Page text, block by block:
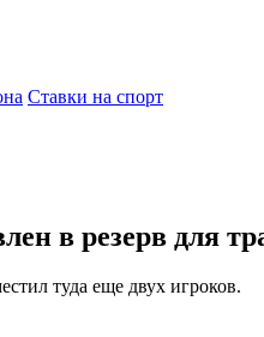
Ставки на спорт
в резерв для
туда еще двух игроков.